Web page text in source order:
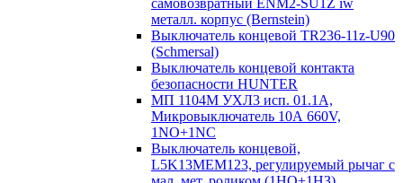
самовозвратный ENM2-SU1Z iw
металл. корпус (Bernstein)
Выключатель концевой TR236-11z-U90
(Schmersal)
Выключатель концевой контакта
безопасности HUNTER
МП 1104М УХЛ3 исп. 01.1А,
Микровыключатель 10А 660V,
1NO+1NC
Выключатель концевой,
L5K13MEM123, регулируемый рычаг с